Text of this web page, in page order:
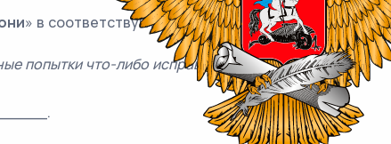
» в соответствующей форме, соблюдая нормы
попытки что-либо исправить.